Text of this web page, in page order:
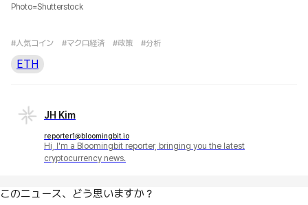
Photo=Shutterstock
#人気コイン #マクロ経済 #政策 #分析
ETH
JH Kim
reporter1@bloomingbit.io
Hi, I'm a Bloomingbit reporter, bringing you the latest
cryptocurrency news.
このニュース、どう思いますか？